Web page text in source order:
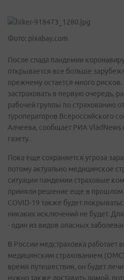
Фото: pixabay.com
После спада пандемии
открывается все больше
прежнему остается много рисков.
застраховать в первую очередь,
рабочей группы по страхованию
туроператоров Всероссийского
Алчеева, сообщает РИА VladNews
газету.
Пока еще сохраняется угроза
потому актуально медицинское
ситуации пандемии страховые
приняли решение еще в прошлом
COVID-19 также будет
никаких исключений не будет.
- один из видов опасных
В России медстраховка работает
медицинским страхованием
время путешествия, он будет
нужно также доставить домой,